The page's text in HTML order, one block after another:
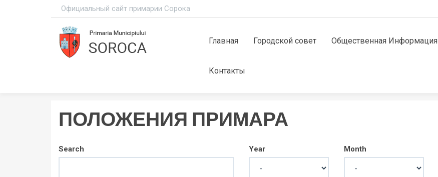
Официальный сайт примарии Сорока
Главная Городской совет Общественная Информация
Контакты
ПОЛОЖЕНИЯ ПРИМАРА
Search Year Month